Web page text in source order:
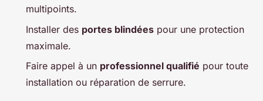
multipoints.
Installer des portes blindées pour une protection
maximale.
Faire appel à un professionnel qualifié pour toute
installation ou réparation de serrure.